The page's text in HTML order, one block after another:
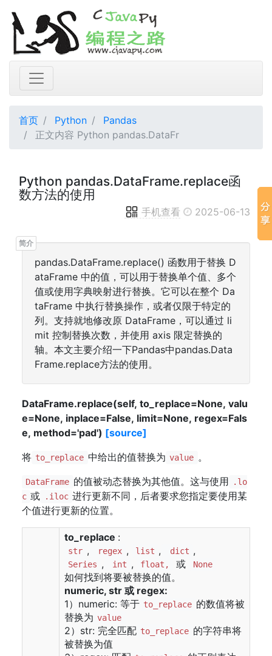
首页 Python
Pandas
正文内容 Python pandas.DataFr
Python pandas.DataFrame.replace函
数方法的使用
手机查看 2025-06-13
pandas.DataFrame.replace() 函数用于替换 D
ataFrame 中的值，可以用于替换单个值、多个
值或使用字典映射进行替换。它可以在整个 Da
taFrame 中执行替换操作，或者仅限于特定的
列。支持就地修改原 DataFrame，可以通过 li
mit 控制替换次数，并使用 axis 限定替换的
轴。本文主要介绍一下Pandas中pandas.Data
Frame.replace方法的使用。
DataFrame.replace(self, to_replace=None, valu
e=None, inplace=False, limit=None, regex=Fals
e, method='pad') [source]
将 to_replace 中给出的值替换为 value 。
DataFrame 的值被动态替换为其他值。这与使用
.lo
c 或 .iloc 进行更新不同，后者要求您指定要使用某
个值进行更新的位置。
to_replace :
str , regex , list , dict ,
Series , int , float, 或 None
如何找到将要被替换的值。
numeric, str 或 regex:
1）numeric: 等于 to_replace 的数值将被
替换为 value
2）str: 完全匹配 to_replace 的字符串将
被替换为值